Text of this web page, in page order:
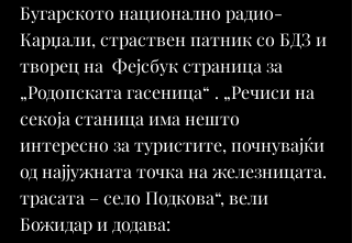
Бугарското национално радио-
Карџали, страствен патник со БДЗ и
творец на  Фејсбук страница за
„Родопската гасеница“ . „Речиси на
секоја станица има нешто
интересно за туристите, почнувајќи
од најјужната точка на железницата.
трасата – село Подкова“, вели
Божидар и додава: